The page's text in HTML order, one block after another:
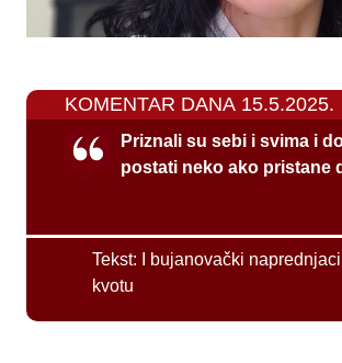
KOMENTAR DANA 15.5.2025.
Priznali su sebi i svima i
postati neko ako pristane
Tekst:
I bujanovački
kvotu